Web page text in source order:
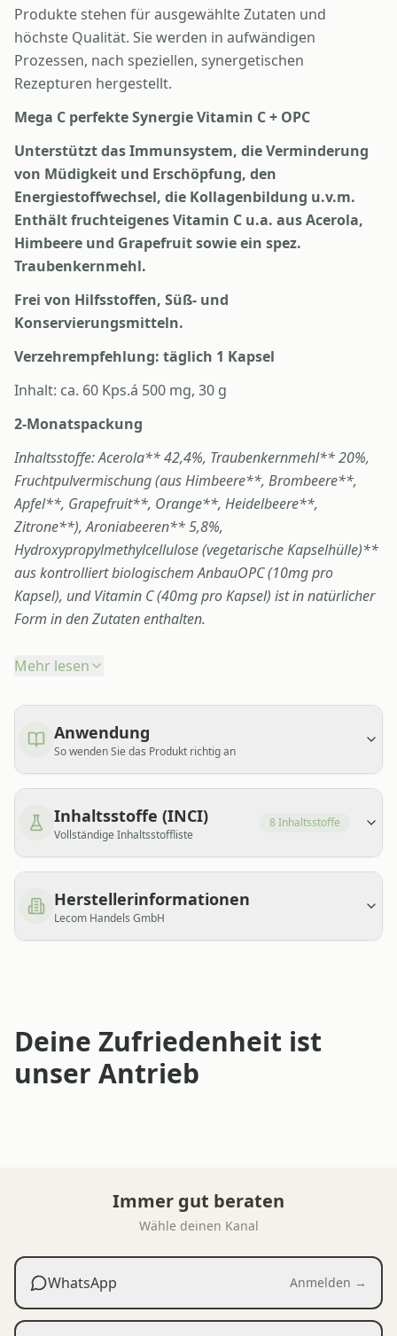
Produkte stehen für ausgewählte Zutaten und
höchste Qualität. Sie werden in aufwändigen
Prozessen, nach speziellen, synergetischen
Rezepturen hergestellt.
Mega C perfekte Synergie Vitamin C + OPC
Unterstützt das Immunsystem, die Verminderung
von Müdigkeit und Erschöpfung, den
Energiestoffwechsel, die Kollagenbildung u.v.m.
Enthält fruchteigenes Vitamin C u.a. aus Acerola,
Himbeere und Grapefruit sowie ein spez.
Traubenkernmehl.
Frei von Hilfsstoffen, Süß- und
Konservierungsmitteln.
Verzehrempfehlung: täglich 1 Kapsel
Inhalt: ca. 60 Kps.á 500 mg, 30 g
2-Monatspackung
Inhaltsstoffe:Acerola** 42,4%, Traubenkernmehl** 20%,
Fruchtpulvermischung (aus Himbeere**, Brombeere**,
Apfel**, Grapefruit**, Orange**, Heidelbeere**,
Zitrone**), Aroniabeeren** 5,8%,
Hydroxypropylmethylcellulose (vegetarische Kapselhülle)**
aus kontrolliert biologischem AnbauOPC (10mg pro
Kapsel), und Vitamin C (40mg pro Kapsel) ist in natürlicher
Form in den Zutaten enthalten.
Mehr lesen
Anwendung
So wenden Sie das Produkt richtig an
Inhaltsstoffe (INCI)
Vollständige Inhaltsstoffliste
8 Inhaltsstoffe
Herstellerinformationen
Lecom Handels GmbH
Deine Zufriedenheit ist
unser Antrieb
Immer gut beraten
Wähle deinen Kanal
WhatsApp Anmelden →